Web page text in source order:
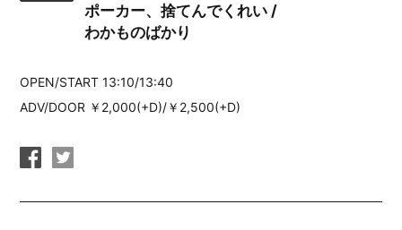
ポーカー、捨てんでくれい /
わかものばかり
OPEN/START 13:10/13:40
ADV/DOOR ￥2,000(+D)/￥2,500(+D)